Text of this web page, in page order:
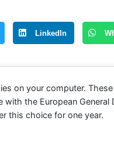
LinkedIn
Portada
on your computer.
with the European
this choice for one year.